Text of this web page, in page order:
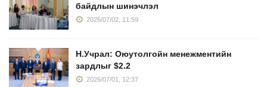
байдлын шинэчлэл
2026/07/02, 11:59
Н.Учрал: Оюутолгойн менежментийн
зардлыг $2.2
2026/07/01, 12:37